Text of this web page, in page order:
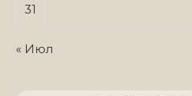
31
« Июл